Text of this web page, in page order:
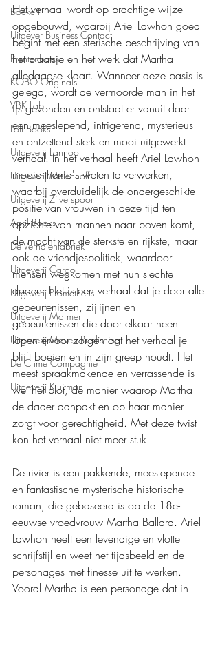
Boekerij
Uitgever Business Contact
Prentenboek
KOBO Originals
VBK Lab
Loft Books
Uitgeverij Lannoo
Uitgeverij Melenhoff
Uitgeverij Zilverspoor
April Books
De Verhalenfabriek
Uitgeverij Cargo
Uitgeverij Prometheus
Uitgeverij Marmer
Uitgeverij Maven Publishing
De Crime Compagnie
Uitgeverij Kluitman
Het verhaal wordt op prachtige wijze
opgebouwd, waarbij Ariel Lawhon goed
begint met een sferische beschrijving van
het plaatsje en het werk dat Martha
alledaagse klaart. Wanneer deze basis is
gelegd, wordt de vermoorde man in het
ijs gevonden en ontstaat er vanuit daar
een meeslepend, intrigerend, mysterieus
en ontzettend sterk en mooi uitgewerkt
verhaal. In het verhaal heeft Ariel Lawhon
mooie thema's weten te verwerken,
waarbij overduidelijk de ondergeschikte
positie van vrouwen in deze tijd ten
opzichte van mannen naar boven komt,
de macht van de sterkste en rijkste, maar
ook de vriendjespolitiek, waardoor
mensen wegkomen met hun slechte
daden. Het is een verhaal dat je door alle
gebeurtenissen, zijlijnen en
gebeurtenissen die door elkaar heen
lopen ervoor zorgen dat het verhaal je
blijft boeien en in zijn greep houdt. Het
meest spraakmakende en verrassende is
wel het plot, de manier waarop Martha
de dader aanpakt en op haar manier
zorgt voor gerechtigheid. Met deze twist
kon het verhaal niet meer stuk.
De rivier is een pakkende, meeslepende
en fantastische mysterische historische
roman, die gebaseerd is op de 18e-
eeuwse vroedvrouw Martha Ballard. Ariel
Lawhon heeft een levendige en vlotte
schrijfstijl en weet het tijdsbeeld en de
personages met finesse uit te werken.
Vooral Martha is een personage dat in